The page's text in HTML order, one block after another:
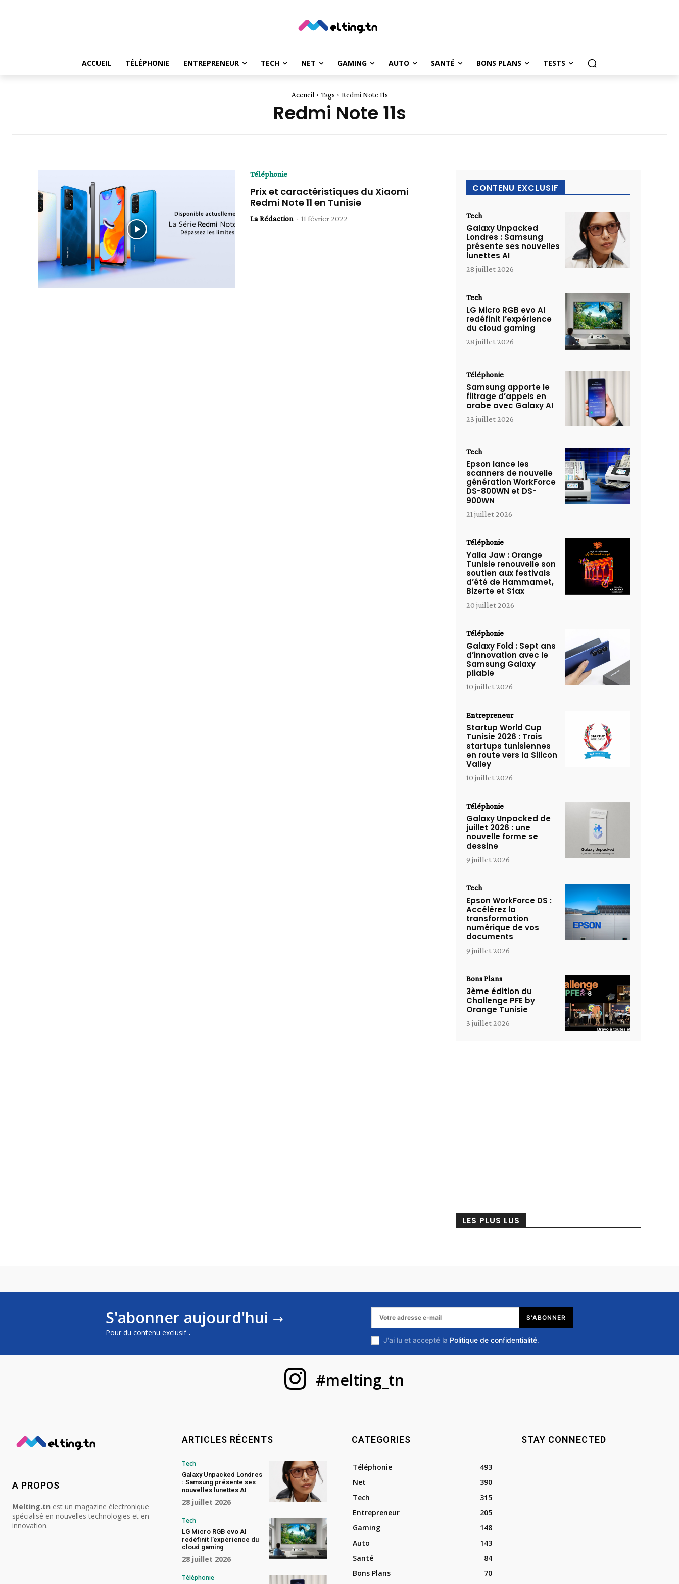
ACCUEIL TÉLÉPHONIE ENTREPRENEUR TECH NET GAMING AUTO SANTÉ BONS PLANS TESTS
Accueil Tags Redmi Note 11s
Redmi Note 11s
Téléphonie
Prix et caractéristiques du Xiaomi
Redmi Note 11 en Tunisie
La Rédaction - 11 février 2022
CONTENU EXCLUSIF
Tech
Galaxy Unpacked
Londres : Samsung
présente ses nouvelles
lunettes AI
28 juillet 2026
Tech
LG Micro RGB evo AI
redéfinit l’expérience
du cloud gaming
28 juillet 2026
Téléphonie
Samsung apporte le
filtrage d’appels en
arabe avec Galaxy AI
23 juillet 2026
Tech
Epson lance les
scanners de nouvelle
génération WorkForce
DS-800WN et DS-
900WN
21 juillet 2026
Téléphonie
Yalla Jaw : Orange
Tunisie renouvelle son
soutien aux festivals
d’été de Hammamet,
Bizerte et Sfax
20 juillet 2026
Téléphonie
Galaxy Fold : Sept ans
d’innovation avec le
Samsung Galaxy
pliable
10 juillet 2026
Entrepreneur
Startup World Cup
Tunisie 2026 : Trois
startups tunisiennes
en route vers la Silicon
Valley
10 juillet 2026
Téléphonie
Galaxy Unpacked de
juillet 2026 : une
nouvelle forme se
dessine
9 juillet 2026
Tech
Epson WorkForce DS :
Accélérez la
transformation
numérique de vos
documents
9 juillet 2026
Bons Plans
3ème édition du
Challenge PFE by
Orange Tunisie
3 juillet 2026
LES PLUS LUS
S'abonner aujourd'hui
Pour du contenu exclusif .
S'ABONNER
J'ai lu et accepté la Politique de confidentialité.
#melting_tn
A PROPOS
Melting.tn est un magazine électronique
spécialisé en nouvelles technologies et en
innovation.
ARTICLES RÉCENTS
Tech
Galaxy Unpacked Londres
: Samsung présente ses
nouvelles lunettes AI
28 juillet 2026
Tech
LG Micro RGB evo AI
redéfinit l’expérience du
cloud gaming
28 juillet 2026
Téléphonie
CATEGORIES
Téléphonie
493
Net
390
Tech
315
Entrepreneur
205
Gaming
148
Auto
143
Santé
84
Bons Plans
70
STAY CONNECTED